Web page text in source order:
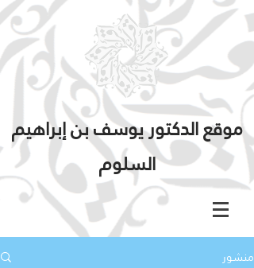
موقع الدكتور يوسف بن إبراهيم
السلوم
منشور